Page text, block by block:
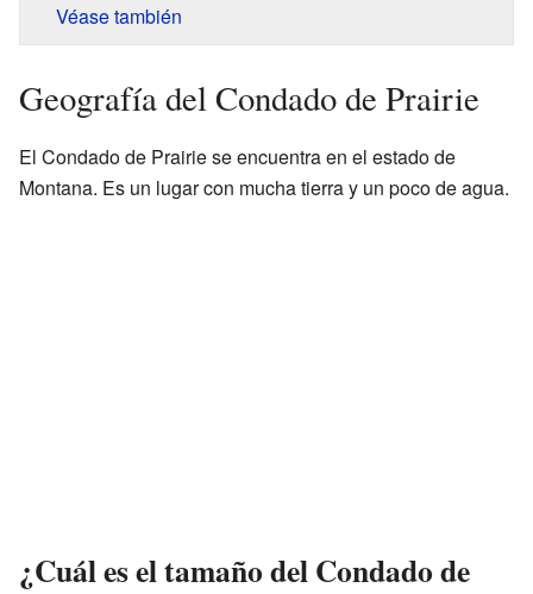
Véase también
Geografía del Condado de Prairie
El Condado de Prairie se encuentra en el estado de
Montana. Es un lugar con mucha tierra y un poco de agua.
¿Cuál es el tamaño del Condado de